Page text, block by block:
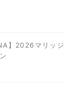
】2026マリッジ